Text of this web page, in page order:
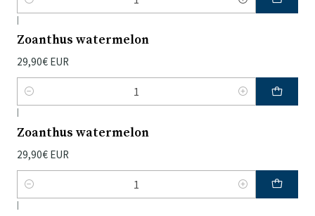
Quantidade
|
Zoanthus watermelon
29,90€ EUR
Quantidade
|
Zoanthus watermelon
29,90€ EUR
Quantidade
|